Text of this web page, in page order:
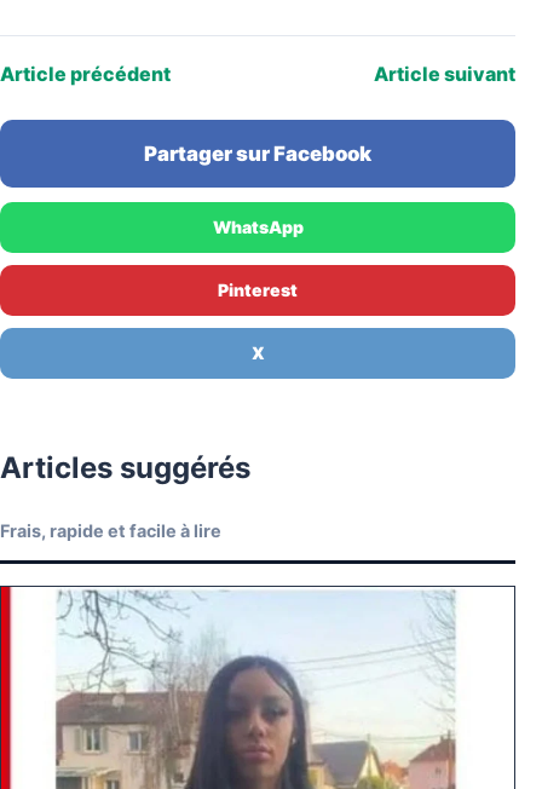
Article précédent Article suivant
Partager sur Facebook
WhatsApp
Pinterest
X
Articles suggérés
Frais, rapide et facile à lire